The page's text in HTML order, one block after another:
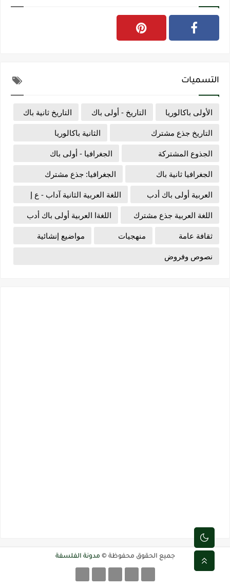
التسميات
الأولى باكالوريا التاريخ - أولى باك
التاريخ ثانية باك
التاريخ جذع مشترك
الثانية باكالوريا
الجذوع المشتركة
الجغرافيا - أولى باك
الجغرافيا ثانية باك
الجغرافيا: جذع مشترك
العربية أولى باك أدب
اللغة العربية الثانية آداب - ع إ
اللغة العربية جذع مشترك
اللغةا العربية أولى باك أدب
ثقافة عامة
منهجيات
مواضيع إنشائية
نصوص وفروض
جميع الحقوق محفوظة © مدونة الفلسفة